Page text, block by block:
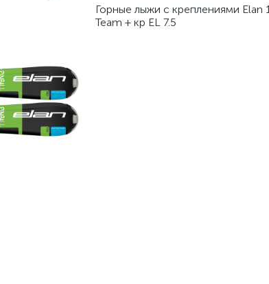
Горные лыжи с креплениями Elan
Team + кр EL 7.5